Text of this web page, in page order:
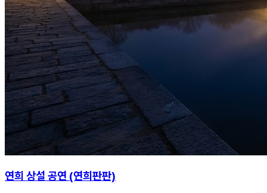
연희 상설 공연 (연희판판)